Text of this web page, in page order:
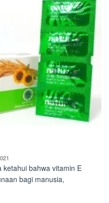
ketahui bahwa vitamin E
bagi manusia,